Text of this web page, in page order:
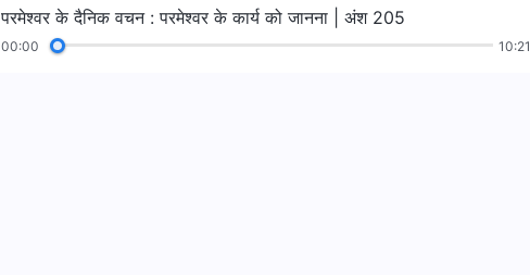
परमेश्वर के दैनिक वचन : परमेश्वर के कार्य को जानना | अंश 205
00:00 10:21